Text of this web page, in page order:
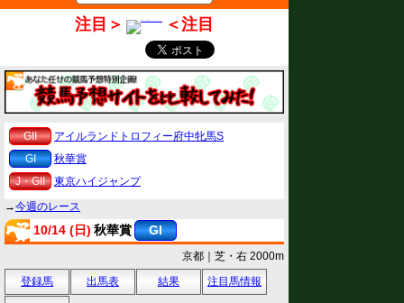
注目＞ ＜注目
GII
アイルランドトロフィー府中牝馬S
GI
秋華賞
J・GII
東京ハイジャンプ
→今週のレース
10/14 (日) 秋華賞 GI
京都｜芝・右 2000m
登録馬
出馬表 結果 注目馬情報